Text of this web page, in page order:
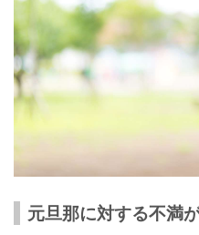
元旦那に対する不満